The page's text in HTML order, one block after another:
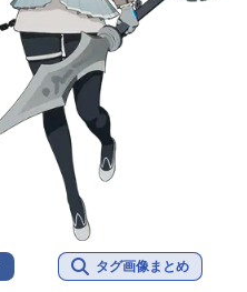
タグ画像まとめ